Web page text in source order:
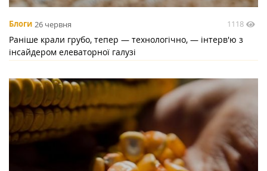
Блоги 26 червня 1118
Раніше крали грубо, тепер — технологічно, — інтерв'ю з
інсайдером елеваторної галузі